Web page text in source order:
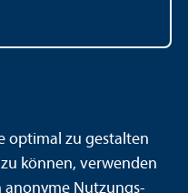
Barrierefreiheit
Sprache
Sitemap
optimal zu gestalten
können, verwenden
anonyme Nutzungs­